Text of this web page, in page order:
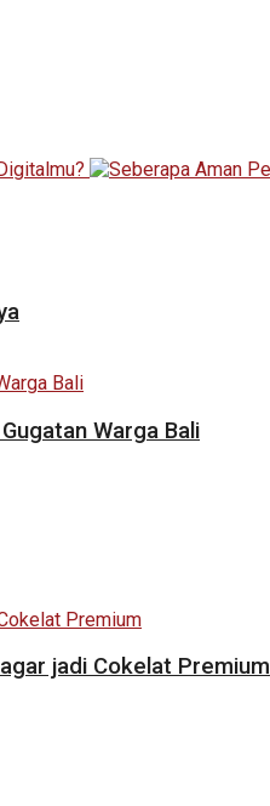
Warga Bali
jadi Cokelat Premium